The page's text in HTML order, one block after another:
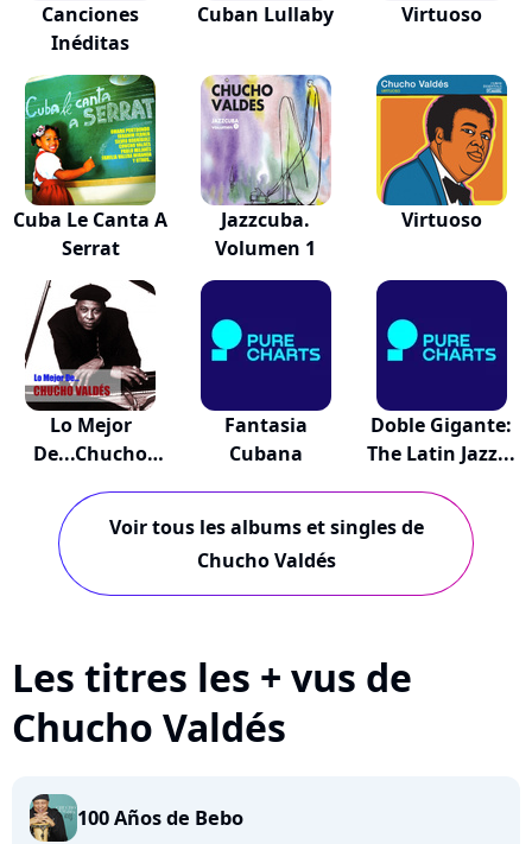
Canciones
Inéditas
Cuban Lullaby Virtuoso
Cuba Le Canta A
Serrat
Jazzcuba.
Volumen 1
Virtuoso
Lo Mejor
De...Chucho
Fantasia
Cubana
Doble Gigante:
The Latin Jazz...
Voir tous les albums et singles de
Chucho Valdés
Les titres les + vus de
Chucho Valdés
100 Años de Bebo